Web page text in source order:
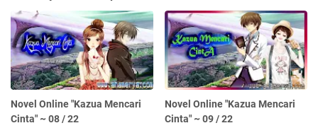
Novel Online "Kazua Mencari
Cinta" ~ 08 / 22
Novel Online "Kazua Mencari
Cinta" ~ 09 / 22